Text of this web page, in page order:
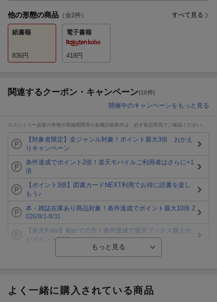
他の形態の商品 （全2件） すべて見る
紙書籍
836円
電子書籍
418円
関連するクーポン・キャンペーン(10件)
開催中のキャンペーンをもっと見る
※エントリー必要の有無や実施期間等の各種詳細条件は、必ず各説明頁でご確認ください。
【対象者限定】全ジャンル対象！ポイント最大3倍 おかえ
りキャンペーン
条件達成でポイント2倍！楽天モバイルご利用者はさらに+1
倍
【ポイント3倍】図書カードNEXT利用でお得に読書を楽し
もう♪
本・雑誌在庫あり商品対象！条件達成でポイント最大10倍 2
026/8/1-8/31
【楽天Kobo】初めての方！条件達成で楽天ブックス購入分
がポイント20倍
ト山分け
よく一緒に購入されている商品